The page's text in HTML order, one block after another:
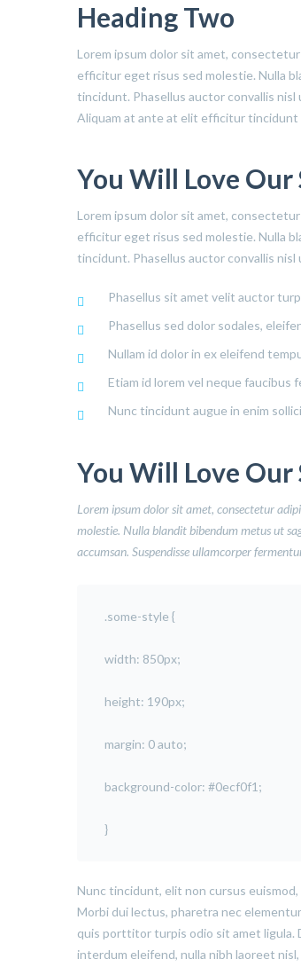
Heading Two
Lorem ipsum dolor sit amet,
efficitur eget risus sed molestie. Nulla
tincidunt. Phasellus auctor convallis
Aliquam at ante at elit efficitur tincidunt
You Will Love Our
Lorem ipsum dolor sit amet,
efficitur eget risus sed molestie. Nulla
tincidunt. Phasellus auctor convallis
Phasellus sit amet velit auctor
Phasellus sed dolor sodales,
Nullam id dolor in ex eleifend
Etiam id lorem vel neque faucibus
Nunc tincidunt augue in enim
You Will Love Our
Lorem ipsum dolor sit amet, consectetur
molestie. Nulla blandit bibendum metus ut
accumsan. Suspendisse ullamcorper
.some-style {
width: 850px;
height: 190px;
margin: 0 auto;
background-color: #0ecf0f1;
}
Nunc tincidunt, elit non cursus
Morbi dui lectus, pharetra nec
quis porttitor turpis odio sit amet ligula.
interdum eleifend, nulla nibh laoreet